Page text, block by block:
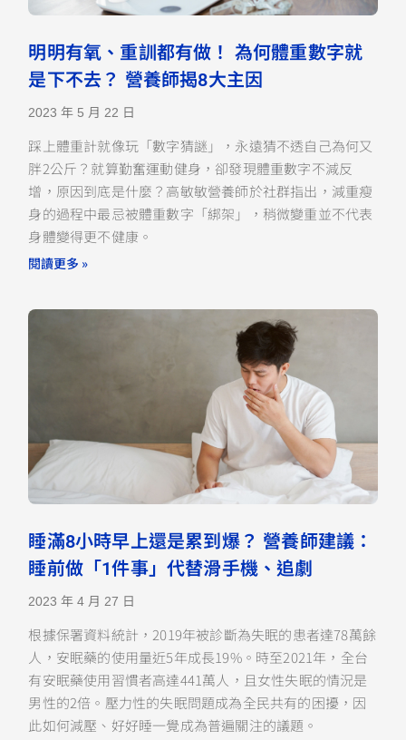
明明有氧、重訓都有做！ 為何體重數字就
是下不去？ 營養師揭8大主因
2023 年 5 月 22 日
踩上體重計就像玩「數字猜謎」，永遠猜不透自己為何又
胖2公斤？就算勤奮運動健身，卻發現體重數字不減反
增，原因到底是什麼？高敏敏營養師於社群指出，減重瘦
身的過程中最忌被體重數字「綁架」，稍微變重並不代表
身體變得更不健康。
閱讀更多 »
睡滿8小時早上還是累到爆？ 營養師建議：
睡前做「1件事」代替滑手機、追劇
2023 年 4 月 27 日
根據保署資料統計，2019年被診斷為失眠的患者達78萬餘
人，安眠藥的使用量近5年成長19%。時至2021年，全台
有安眠藥使用習慣者高達441萬人，且女性失眠的情況是
男性的2倍。壓力性的失眠問題成為全民共有的困擾，因
此如何減壓、好好睡一覺成為普遍關注的議題。